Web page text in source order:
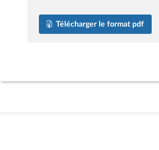
Télécharger le format pdf